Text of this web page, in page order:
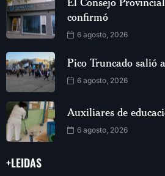
confirmó
6 agosto, 2026
Pico Truncado salió
6 agosto, 2026
Auxiliares de
6 agosto, 2026
+LEIDAS